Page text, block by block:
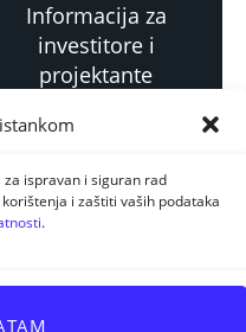
ispravan i siguran rad
i zaštiti vaših podataka
.
Informacija za
investitore i
projektante
Strateški i planski
dokument